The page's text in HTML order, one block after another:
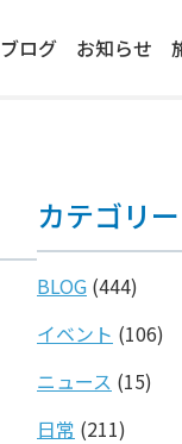
ブログ お知らせ
カテゴリー
BLOG (444)
イベント (106)
ニュース (15)
日常 (211)